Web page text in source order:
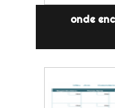
onde